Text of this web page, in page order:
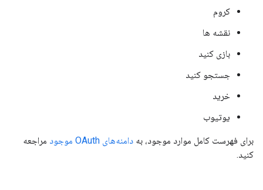
کروم
نقشه ها
بازی کنید
جستجو کنید
خرید
یوتیوب
برای فهرست کامل موارد موجود، به دامنه‌های OAuth موجود
مراجعه
کنید.